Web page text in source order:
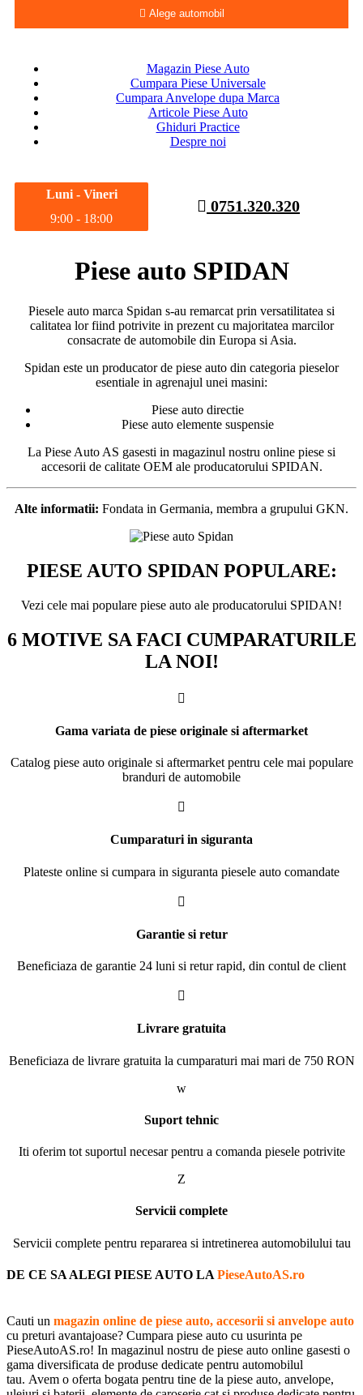
Alege automobil
Magazin Piese Auto
Cumpara Piese Universale
Cumpara Anvelope dupa Marca
Articole Piese Auto
Ghiduri Practice
Despre noi
Luni - Vineri
9:00 - 18:00
0751.320.320
Piese auto SPIDAN
Piesele auto marca Spidan s-au remarcat prin versatilitatea si
calitatea lor fiind potrivite in prezent cu majoritatea marcilor
consacrate de automobile din Europa si Asia.
Spidan este un producator de piese auto din categoria pieselor
esentiale in agrenajul unei masini:
Piese auto directie
Piese auto elemente suspensie
La Piese Auto AS gasesti in magazinul nostru online piese si
accesorii de calitate OEM ale producatorului SPIDAN.
Alte informatii: Fondata in Germania, membra a grupului GKN.
PIESE AUTO SPIDAN POPULARE:
Vezi cele mai populare piese auto ale producatorului SPIDAN!
6 MOTIVE SA FACI CUMPARATURILE
LA NOI!

Gama variata de piese originale si aftermarket
Catalog piese auto originale si aftermarket pentru cele mai populare
branduri de automobile

Cumparaturi in siguranta
Plateste online si cumpara in siguranta piesele auto comandate

Garantie si retur
Beneficiaza de garantie 24 luni si retur rapid, din contul de client

Livrare gratuita
Beneficiaza de livrare gratuita la cumparaturi mai mari de 750 RON
w
Suport tehnic
Iti oferim tot suportul necesar pentru a comanda piesele potrivite
Z
Servicii complete
Servicii complete pentru repararea si intretinerea automobilului tau
DE CE SA ALEGI PIESE AUTO LA PieseAutoAS.ro
Cauti un magazin online de piese auto, accesorii si anvelope auto
cu preturi avantajoase? Cumpara piese auto cu usurinta pe
PieseAutoAS.ro! In magazinul nostru de piese auto online gasesti o
gama diversificata de produse dedicate pentru automobilul
tau. Avem o oferta bogata pentru tine de la piese auto, anvelope,